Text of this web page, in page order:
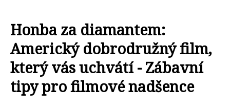
Honba za diamantem:
Americký dobrodružný film,
který vás uchvátí - Zábavní
tipy pro filmové nadšence